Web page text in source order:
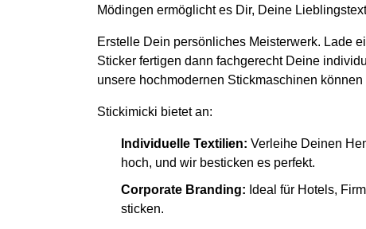
Mödingen ermöglicht es Dir, Deine
Erstelle Dein persönliches Meisterwerk. Lade
Sticker fertigen dann fachgerecht Deine
unsere hochmodernen Stickmaschinen
Stickimicki bietet an:
Individuelle Textilien: Verleihe Deinen
hoch, und wir besticken es perfekt.
Corporate Branding: Ideal für Hotels,
sticken.